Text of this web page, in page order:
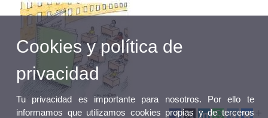
Cookies y política de
privacidad
Tu privacidad es importante para nosotros. Por ello te
informamos que utilizamos cookies propias y de terceros